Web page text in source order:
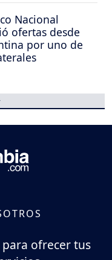
Nacional
ofertas desde
por uno de
ofrecer tus